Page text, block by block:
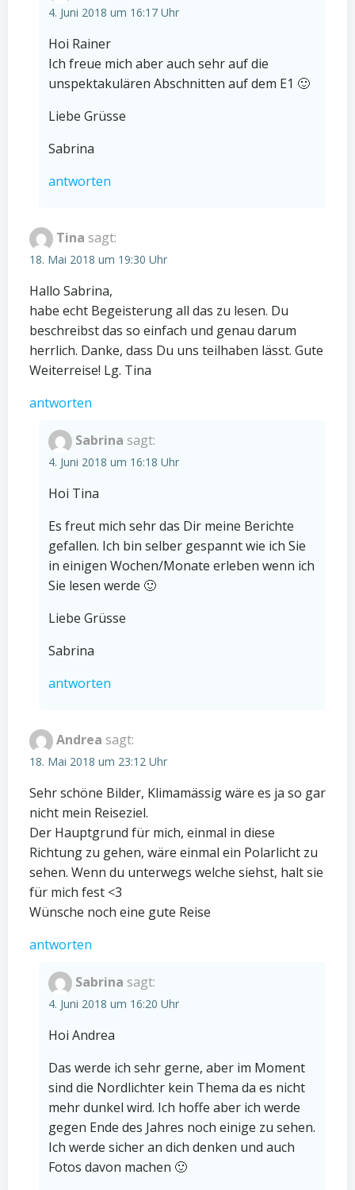
4. Juni 2018 um 16:17 Uhr
Hoi Rainer
Ich freue mich aber auch sehr auf die
unspektakulären Abschnitten auf dem E1 🙂
Liebe Grüsse
Sabrina
antworten
Tina sagt:
18. Mai 2018 um 19:30 Uhr
Hallo Sabrina,
habe echt Begeisterung all das zu lesen. Du
beschreibst das so einfach und genau darum
herrlich. Danke, dass Du uns teilhaben lässt. Gute
Weiterreise! Lg. Tina
antworten
Sabrina sagt:
4. Juni 2018 um 16:18 Uhr
Hoi Tina
Es freut mich sehr das Dir meine Berichte
gefallen. Ich bin selber gespannt wie ich Sie
in einigen Wochen/Monate erleben wenn ich
Sie lesen werde 🙂
Liebe Grüsse
Sabrina
antworten
Andrea sagt:
18. Mai 2018 um 23:12 Uhr
Sehr schöne Bilder, Klimamässig wäre es ja so gar
nicht mein Reiseziel.
Der Hauptgrund für mich, einmal in diese
Richtung zu gehen, wäre einmal ein Polarlicht zu
sehen. Wenn du unterwegs welche siehst, halt sie
für mich fest <3
Wünsche noch eine gute Reise
antworten
Sabrina sagt:
4. Juni 2018 um 16:20 Uhr
Hoi Andrea
Das werde ich sehr gerne, aber im Moment
sind die Nordlichter kein Thema da es nicht
mehr dunkel wird. Ich hoffe aber ich werde
gegen Ende des Jahres noch einige zu sehen.
Ich werde sicher an dich denken und auch
Fotos davon machen 🙂